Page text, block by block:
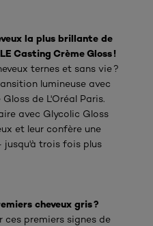
la plus brillante de
Casting Crème Gloss !
ternes et sans vie ?
lumineuse avec
de L'Oréal Paris.
avec Glycolic Gloss
et leur confère une
trois fois plus
cheveux gris ?
ces premiers signes de